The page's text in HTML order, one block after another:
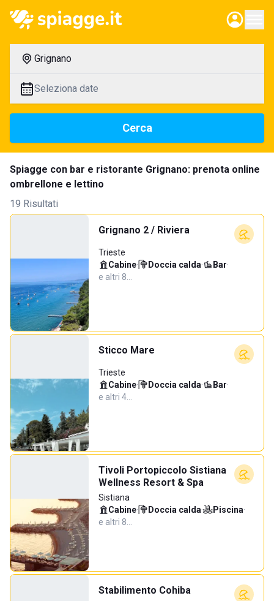
Grignano
Seleziona date
Cerca
Spiagge con bar e ristorante Grignano: prenota online
ombrellone e lettino
19 Risultati
Grignano 2 / Riviera
Trieste
Cabine· Doccia calda· Bar·
e altri 8…
Sticco Mare
Trieste
Cabine· Doccia calda· Bar·
e altri 4…
Tivoli Portopiccolo Sistiana
Wellness Resort & Spa
Sistiana
Cabine· Doccia calda· Piscina·
e altri 8…
Stabilimento Cohiba